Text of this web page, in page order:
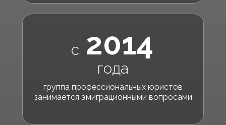
года
группа профессиональных юристов
занимается эмиграционными вопросами
2014
с